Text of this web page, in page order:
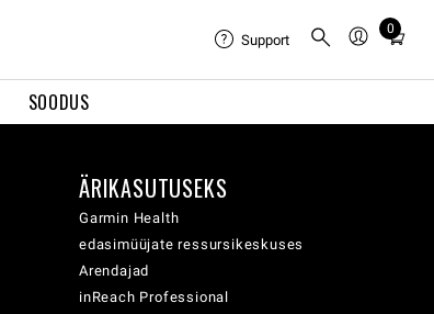
SOODUS
Support
0
Total
cart:
ÄRIKASUTUSEKS
Garmin Health
edasimüüjate ressursikeskuses
Arendajad
inReach Professional